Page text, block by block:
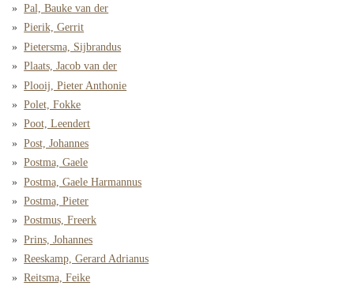
Pal, Bauke van der
Pierik, Gerrit
Pietersma, Sijbrandus
Plaats, Jacob van der
Plooij, Pieter Anthonie
Polet, Fokke
Poot, Leendert
Post, Johannes
Postma, Gaele
Postma, Gaele Harmannus
Postma, Pieter
Postmus, Freerk
Prins, Johannes
Reeskamp, Gerard Adrianus
Reitsma, Feike